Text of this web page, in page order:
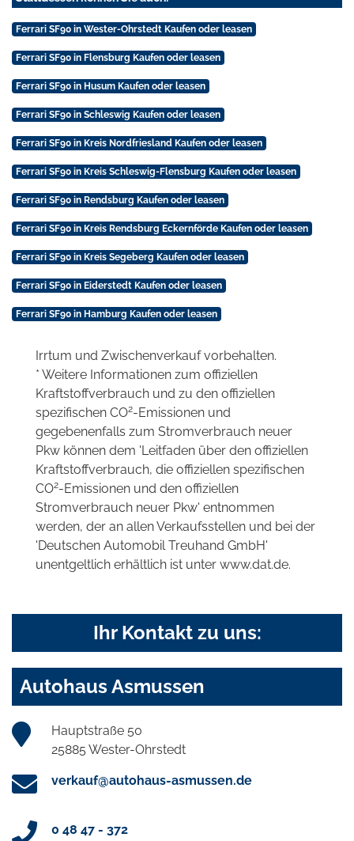
Ferrari SF90 in Wester-Ohrstedt Kaufen oder leasen
Ferrari SF90 in Flensburg Kaufen oder leasen
Ferrari SF90 in Husum Kaufen oder leasen
Ferrari SF90 in Schleswig Kaufen oder leasen
Ferrari SF90 in Kreis Nordfriesland Kaufen oder leasen
Ferrari SF90 in Kreis Schleswig-Flensburg Kaufen oder leasen
Ferrari SF90 in Rendsburg Kaufen oder leasen
Ferrari SF90 in Kreis Rendsburg Eckernförde Kaufen oder leasen
Ferrari SF90 in Kreis Segeberg Kaufen oder leasen
Ferrari SF90 in Eiderstedt Kaufen oder leasen
Ferrari SF90 in Hamburg Kaufen oder leasen
Irrtum und Zwischenverkauf vorbehalten.
* Weitere Informationen zum offiziellen
Kraftstoffverbrauch und zu den offiziellen
spezifischen CO2-Emissionen und
gegebenenfalls zum Stromverbrauch neuer
Pkw können dem 'Leitfaden über den offiziellen
Kraftstoffverbrauch, die offiziellen spezifischen
CO2-Emissionen und den offiziellen
Stromverbrauch neuer Pkw' entnommen
werden, der an allen Verkaufsstellen und bei der
'Deutschen Automobil Treuhand GmbH'
unentgeltlich erhältlich ist unter www.dat.de.
Ihr Kontakt zu uns:
Autohaus Asmussen
Hauptstraße 50
25885 Wester-Ohrstedt
verkauf@autohaus-asmussen.de
0 48 47 - 372